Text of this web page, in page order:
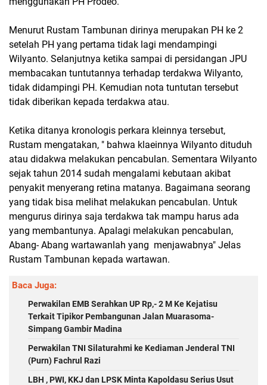
Menurut Rustam Tambunan dirinya merupakan PH ke 2
setelah PH yang pertama tidak lagi mendampingi
Wilyanto. Selanjutnya ketika sampai di persidangan JPU
membacakan tuntutannya terhadap terdakwa Wilyanto,
tidak didampingi PH. Kemudian nota tuntutan tersebut
tidak diberikan kepada terdakwa atau.
Ketika ditanya kronologis perkara kleinnya tersebut,
Rustam mengatakan, " bahwa klaeinnya Wilyanto dituduh
atau didakwa melakukan pencabulan. Sementara Wilyanto
sejak tahun 2014 sudah mengalami kebutaan akibat
penyakit menyerang retina matanya. Bagaimana seorang
yang tidak bisa melihat melakukan pencabulan. Untuk
mengurus dirinya saja terdakwa tak mampu harus ada
yang membantunya. Apalagi melakukan pencabulan,
Abang- Abang wartawanlah yang menjawabnya" Jelas
Rustam Tambunan kepada wartawan.
Baca Juga:
Perwakilan EMB Serahkan UP Rp,- 2 M Ke Kejatisu
Terkait Tipikor Pembangunan Jalan Muarasoma-
Simpang Gambir Madina
Perwakilan TNI Silaturahmi ke Kediaman Jenderal TNI
(Purn) Fachrul Razi
LBH , PWI, KKJ dan LPSK Minta Kapoldasu Serius Usut